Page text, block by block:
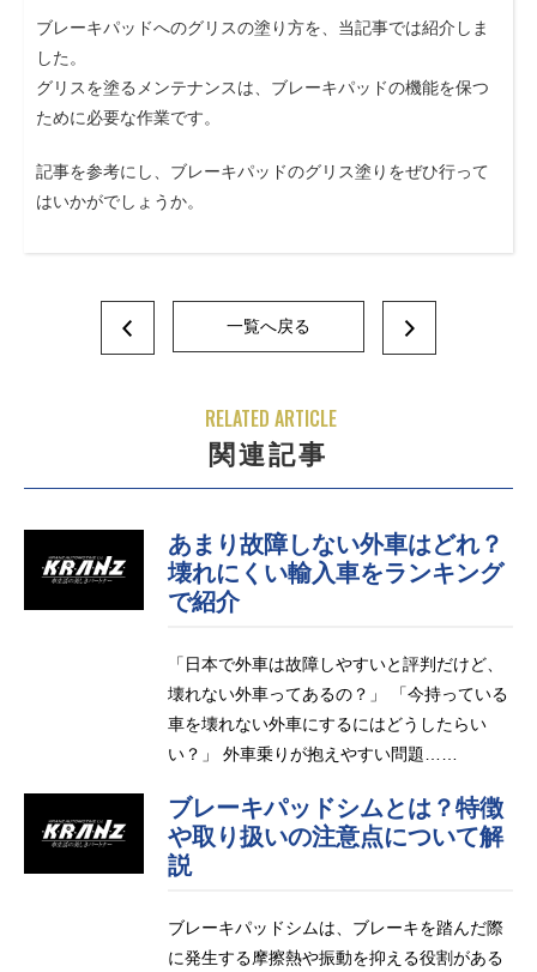
ブレーキパッドへのグリスの塗り方を、当記事では紹介しま
した。
グリスを塗るメンテナンスは、ブレーキパッドの機能を保つ
ために必要な作業です。
記事を参考にし、ブレーキパッドのグリス塗りをぜひ行って
はいかがでしょうか。
一覧へ戻る
RELATED ARTICLE
関連記事
あまり故障しない外車はどれ？
壊れにくい輸入車をランキング
で紹介
「日本で外車は故障しやすいと評判だけど、
壊れない外車ってあるの？」 「今持っている
車を壊れない外車にするにはどうしたらい
い？」 外車乗りが抱えやすい問題……
ブレーキパッドシムとは？特徴
や取り扱いの注意点について解
説
ブレーキパッドシムは、ブレーキを踏んだ際
に発生する摩擦熱や振動を抑える役割がある